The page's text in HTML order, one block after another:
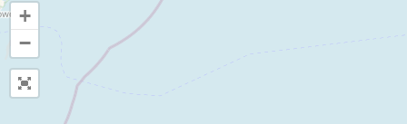
+
−